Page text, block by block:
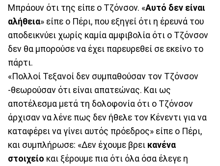
Μπράουν ότι της είπε ο Τζόνσον. «Αυτό δεν είναι
αλήθεια» είπε ο Πέρι, που εξηγεί ότι η έρευνά του
αποδεικνύει χωρίς καμία αμφιβολία ότι ο Τζόνσον
δεν θα μπορούσε να έχει παρευρεθεί σε εκείνο το
πάρτι.
«Πολλοί Τεξανοί δεν συμπαθούσαν τον Τζόνσον
-θεωρούσαν ότι είναι απατεώνας. Και ως
αποτέλεσμα μετά τη δολοφονία ότι ο Τζόνσον
άρχισαν να λένε πως δεν ήθελε τον Κένεντι για να
καταφέρει να γίνει αυτός πρόεδρος» είπε ο Πέρι,
και συμπλήρωσε: «Δεν έχουμε βρει κανένα
στοιχείο και ξέρουμε πια ότι όλα όσα έλεγε η